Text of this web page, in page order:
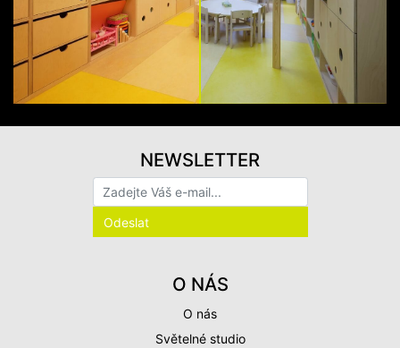
O NÁS
O nás
Světelné studio
NEWSLETTER